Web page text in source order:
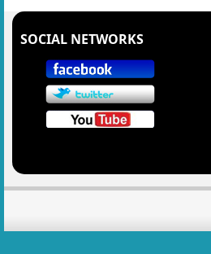
SOCIAL NETWORKS